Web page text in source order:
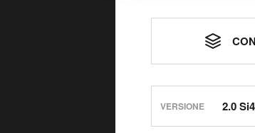
VERSIONE